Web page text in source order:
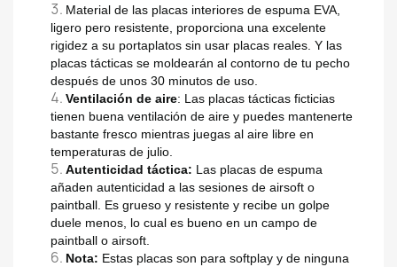
Material de las placas interiores de espuma EVA,
ligero pero resistente, proporciona una excelente
rigidez a su portaplatos sin usar placas reales. Y las
placas tácticas se moldearán al contorno de tu pecho
después de unos 30 minutos de uso.
Ventilación de aire: Las placas tácticas ficticias
tienen buena ventilación de aire y puedes mantenerte
bastante fresco mientras juegas al aire libre en
temperaturas de julio.
Autenticidad táctica: Las placas de espuma
añaden autenticidad a las sesiones de airsoft o
paintball. Es grueso y resistente y recibe un golpe
duele menos, lo cual es bueno en un campo de
paintball o airsoft.
Nota: Estas placas son para softplay y de ninguna